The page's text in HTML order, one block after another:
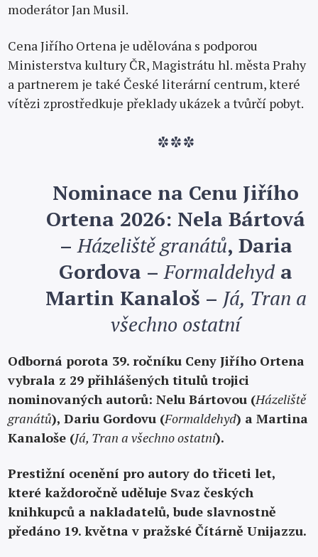
moderátor Jan Musil.
Cena Jiřího Ortena je udělována s podporou
Ministerstva kultury ČR, Magistrátu hl. města Prahy
a partnerem je také České literární centrum, které
vítězi zprostředkuje překlady ukázek a tvůrčí pobyt.
***
Nominace na Cenu Jiřího
Ortena 2026: Nela Bártová
–Házeliště granátů, Daria
Gordova –Formaldehyd a
Martin Kanaloš – Já, Tran a
všechno ostatní
Odborná porota 39. ročníku Ceny Jiřího Ortena
vybrala z 29 přihlášených titulů trojici
nominovaných autorů: Nelu Bártovou (Házeliště
granátů), Dariu Gordovu (Formaldehyd) a Martina
Kanaloše (Já, Tran a všechno ostatní).
Prestižní ocenění pro autory do třiceti let,
které každoročně uděluje Svaz českých
knihkupců a nakladatelů, bude slavnostně
předáno 19. května v pražské Čítárně Unijazzu.